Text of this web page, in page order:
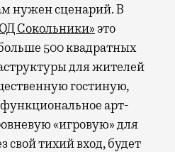
нужен сценарий. В
Сокольники»это
500 квадратных
для жителей
гостиную,
арт-
«игровую» для
свой тихий вход, будет